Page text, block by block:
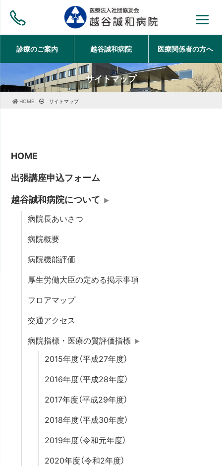
診療のご案内 越谷誠和病院 医療関係者の方へ
サイトマップ
HOME サイトマップ
HOME
出張講座申込フォーム
越谷誠和病院について
病院長あいさつ
病院概要
病院機能評価
厚生労働大臣の定める掲示事項
フロアマップ
交通アクセス
病院指標・医療の質評価指標
2015年度（平成27年度）
2016年度（平成28年度）
2017年度（平成29年度）
2018年度（平成30年度）
2019年度（令和元年度）
2020年度（令和2年度）